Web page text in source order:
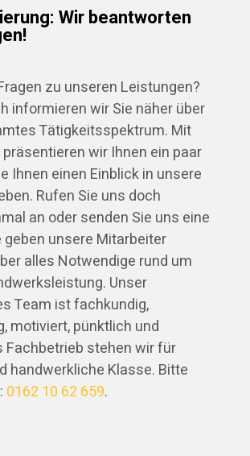
Wir beantworten
zu unseren Leistungen?
informieren wir Sie näher über
Tätigkeitsspektrum. Mit
wir Ihnen ein paar
Ihnen einen Einblick in unsere
Rufen Sie uns doch
an oder senden Sie uns eine
geben unsere Mitarbeiter
alles Notwendige rund um
Unser
Team ist fachkundig,
motiviert, pünktlich und
Fachbetrieb stehen wir für
handwerkliche Klasse. Bitte
0162 10 62 659.